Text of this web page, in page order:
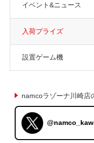
イベント&ニュース
入荷プライズ
設置ゲーム機
namcoラゾーナ川崎店